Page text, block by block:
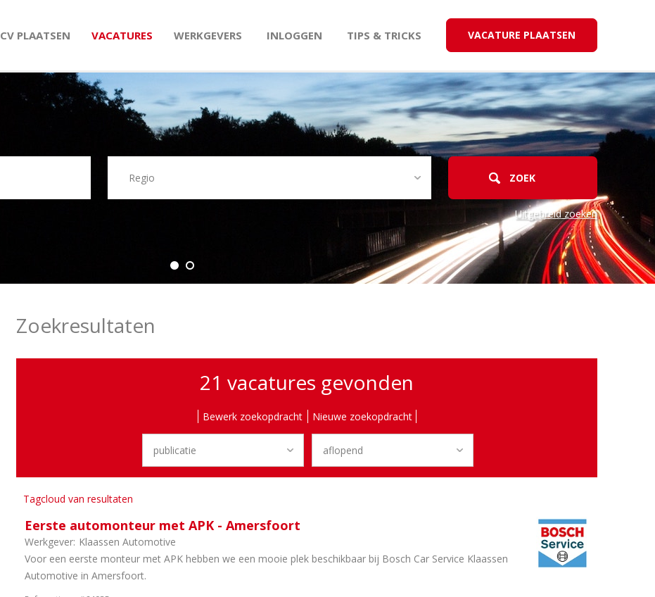
CV PLAATSEN VACATURES WERKGEVERS INLOGGEN TIPS & TRICKS VACATURE PLAATSEN
Uitgebreid zoeken
Zoekresultaten
21 vacatures gevonden
Bewerk zoekopdracht Nieuwe zoekopdracht
Tagcloud van resultaten
Eerste automonteur met APK - Amersfoort
Werkgever: Klaassen Automotive
Voor een eerste monteur met APK hebben we een mooie plek beschikbaar bij Bosch Car Service Klaassen
Automotive in Amersfoort.